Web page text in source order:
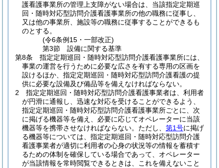
護看護事業所の管理上支障がない場合は、当該指定定期巡
回・随時対応型訪問介護看護事業所の他の職務に従事し、
又は他の事業所、施設等の職務に従事することができるも
のとする。
(令6条例15・一部改正)
第3節
設備に関する基準
第8条
指定定期巡回・随時対応型訪問介護看護事業所には、
事業の運営を行うために必要な広さを有する専用の区画を
設けるほか、指定定期巡回・随時対応型訪問介護看護の提
供に必要な設備及び備品等を備えなければならない。
2
指定定期巡回・随時対応型訪問介護看護事業者は、利用者
が円滑に通報し、迅速な対応を受けることができるよう、
指定定期巡回・随時対応型訪問介護看護事業所ごとに、次
に掲げる機器等を備え、必要に応じてオペレーターに当該
機器等を携帯させなければならない。 ただし、 第1号に掲げ
る機器等については、指定定期巡回・随時対応型訪問介護
看護事業者が適切に利用者の心身の状況等の情報を蓄積す
るための体制を確保している場合であって、オペレーター
が当該情報を常時閲覧できるときは、これを備えないこと